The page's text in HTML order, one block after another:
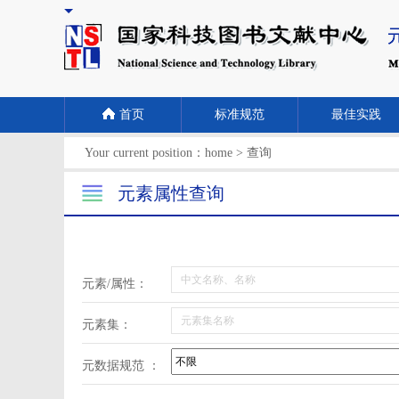
首页 标准规范 最佳实践
Your current position： home > 查询
元素属性查询
元素/属性：
元素集：
元数据规范 ：